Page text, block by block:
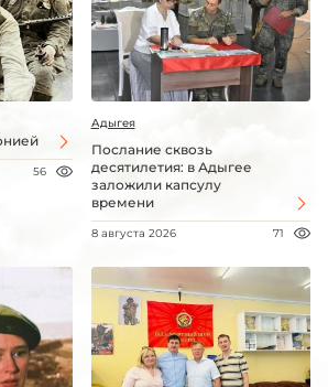
56
Адыгея
Послание сквозь
десятилетия: в Адыгее
заложили капсулу
времени
8 августа 2026 71